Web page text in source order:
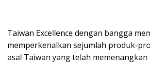
Taiwan Excellence dengan bangga
memperkenalkan sejumlah produk-
asal Taiwan yang telah